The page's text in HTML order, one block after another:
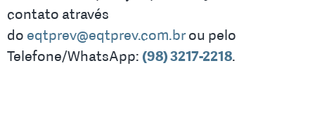
contato através
do eqtprev@eqtprev.com.br ou pelo
Telefone/WhatsApp: (98) 3217-2218.